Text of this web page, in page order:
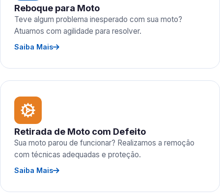
Reboque para Moto
Teve algum problema inesperado com sua moto?
Atuamos com agilidade para resolver.
Saiba Mais
Retirada de Moto com Defeito
Sua moto parou de funcionar? Realizamos a remoção
com técnicas adequadas e proteção.
Saiba Mais